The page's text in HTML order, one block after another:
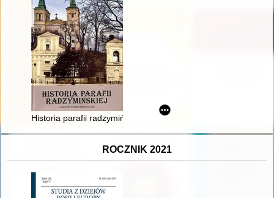
Historia parafii radzymińskiej
ROCZNIK 2021